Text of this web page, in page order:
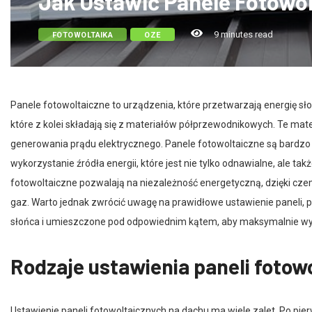
FOTOWOLTAIKA OZE 9 minutes read
które z kolei składają się z materiałów półprzewodnikowych. Te
generowania prądu elektrycznego. Panele fotowoltaiczne są
wykorzystanie źródła energii, które jest nie tylko odnawialne, ale
fotowoltaiczne pozwalają na niezależność energetyczną, dzięki
gaz. Warto jednak zwrócić uwagę na prawidłowe ustawienie
słońca i umieszczone pod odpowiednim kątem, aby maksymalnie